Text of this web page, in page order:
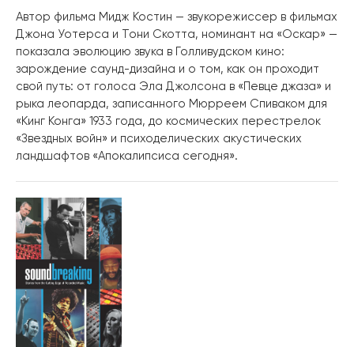
Автор фильма Мидж Костин — звукорежиссер в фильмах
Джона Уотерса и Тони Скотта, номинант на «Оскар» —
показала эволюцию звука в Голливудском кино:
зарождение саунд-дизайна и о том, как он проходит
свой путь: от голоса Эла Джолсона в «Певце джаза» и
рыка леопарда, записанного Мюрреем Спиваком для
«Кинг Конга» 1933 года, до космических перестрелок
«Звездных войн» и психоделических акустических
ландшафтов «Апокалипсиса сегодня».